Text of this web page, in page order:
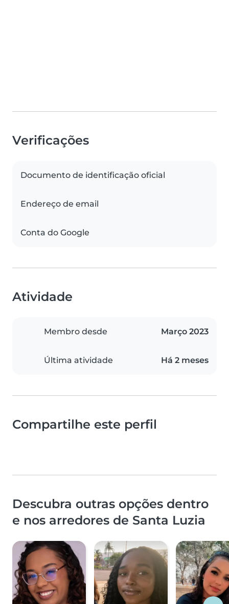
Verificações
Documento de identificação oficial
Endereço de email
Conta do Google
Atividade
Membro desde Março 2023
Última atividade Há 2 meses
Compartilhe este perfil
Descubra outras opções dentro
e nos arredores de Santa Luzia